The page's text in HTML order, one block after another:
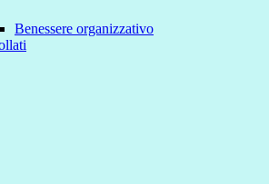
Benessere organizzativo